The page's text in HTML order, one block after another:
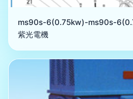
ms90s-6(0.75kw)-ms90s-
紫光電機